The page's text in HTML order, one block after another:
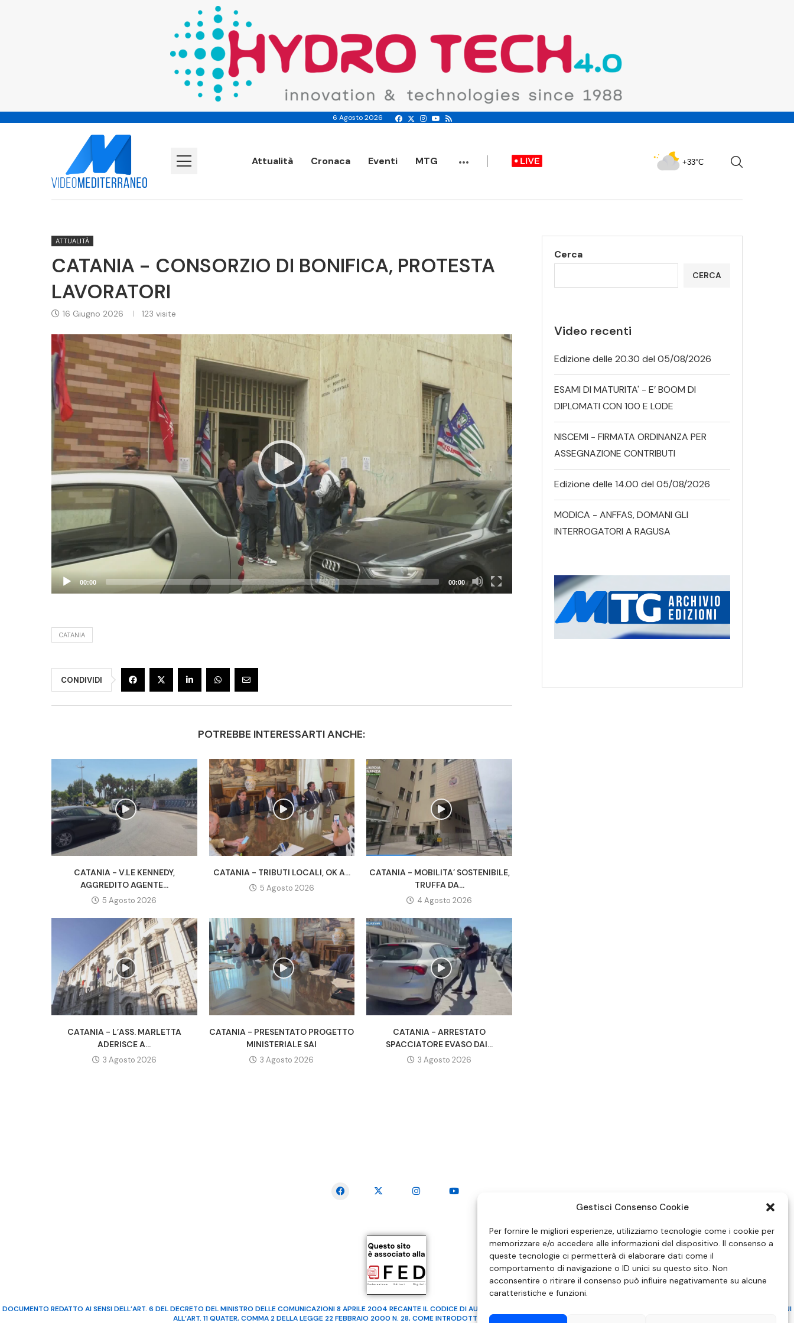
Gestisci Consenso Cookie
Per fornire le migliori esperienze, utilizziamo tecnologie come i cookie per
memorizzare e/o accedere alle informazioni del dispositivo. Il consenso a
queste tecnologie ci permetterà di elaborare dati come il
comportamento di navigazione o ID unici su questo sito. Non
acconsentire o ritirare il consenso può influire negativamente su alcune
caratteristiche e funzioni.
6 Agosto 2026
Attualità Cronaca Eventi MTG ... +33°C
ATTUALITÀ
CATANIA - CONSORZIO DI BONIFICA, PROTESTA
LAVORATORI
16 Giugno 2026 123 visite
Video
00:00 00:00
CATANIA
CONDIVIDI
POTREBBE INTERESSARTI ANCHE:
CATANIA - V.LE KENNEDY,
AGGREDITO AGENTE...
5 Agosto 2026
CATANIA - TRIBUTI LOCALI, OK A...
5 Agosto 2026
CATANIA - MOBILITA’ SOSTENIBILE,
TRUFFA DA...
4 Agosto 2026
CATANIA - L’ASS. MARLETTA
ADERISCE A...
3 Agosto 2026
CATANIA - PRESENTATO PROGETTO
MINISTERIALE SAI
3 Agosto 2026
CATANIA - ARRESTATO
SPACCIATORE EVASO DAI...
3 Agosto 2026
Cerca
CERCA
Video recenti
Edizione delle 20.30 del 05/08/2026
ESAMI DI MATURITA' - E’ BOOM DI
DIPLOMATI CON 100 E LODE
NISCEMI - FIRMATA ORDINANZA PER
ASSEGNAZIONE CONTRIBUTI
Edizione delle 14.00 del 05/08/2026
MODICA - ANFFAS, DOMANI GLI
INTERROGATORI A RAGUSA
DOCUMENTO REDATTO AI SENSI DELL’ART. 6 DEL DECRETO DEL MINISTRO DELLE COMUNICAZIONI 8 APRILE 2004 RECANTE IL CODICE DI AUTOREGOLAMENTAZIONE IN MATERIA DI ATTUAZIONE DEL PRINCIPIO DEL PLURALISMO, DI CUI
ALL’ART. 11 QUATER, COMMA 2 DELLA LEGGE 22 FEBBRAIO 2000 N. 28, COME INTRODOTTO DALLA LEGGE 6 NOVEMBRE 2003, N. 313